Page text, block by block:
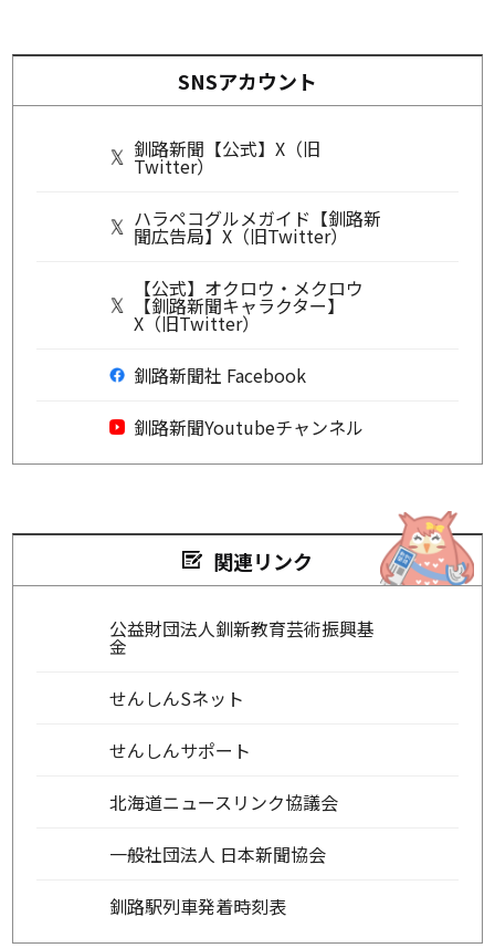
SNSアカウント
釧路新聞【公式】X（旧
Twitter）
ハラペコグルメガイド【釧路新
聞広告局】X（旧Twitter）
【公式】オクロウ・メクロウ
【釧路新聞キャラクター】
X（旧Twitter）
釧路新聞社 Facebook
釧路新聞Youtubeチャンネル
関連リンク
公益財団法人釧新教育芸術振興基
金
せんしんSネット
せんしんサポート
北海道ニュースリンク協議会
一般社団法人 日本新聞協会
釧路駅列車発着時刻表